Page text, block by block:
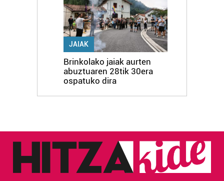
JAIAK
Brinkolako jaiak aurten
abuztuaren 28tik 30era
ospatuko dira